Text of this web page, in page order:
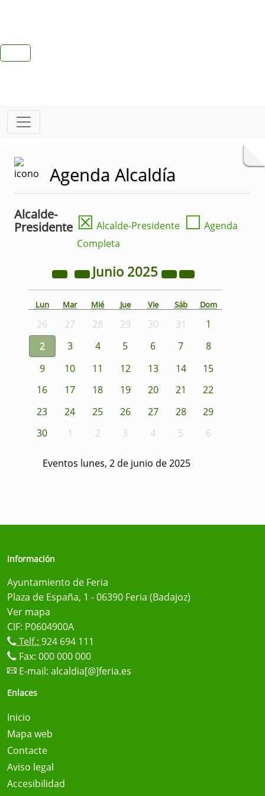
Agenda Alcaldía
Alcalde-
Presidente ☒ Alcalde-Presidente ☐ Agenda
Completa
Junio 2025
Lun Mar Mié Jue Vie Sáb Dom
26 27 28 29 30 31
1
2
3 4 5 6 7
8
9
10 11 12 13 14
15
16
17 18 19 20 21
22
23
24 25 26 27 28
29
30
1 2 3 4 5 6
Eventos lunes, 2 de junio de 2025
Información
Ayuntamiento de Feria
Plaza de España, 1 - 06390 Feria (Badajoz)
Ver mapa
CIF: P0604900A
Telf.: 924 694 111
Fax: 000 000 000
E-mail: alcaldia[@]feria.es
Enlaces
Inicio
Mapa web
Contacte
Aviso legal
Accesibilidad